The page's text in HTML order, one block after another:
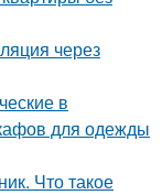
через
в
для одежды
Что такое